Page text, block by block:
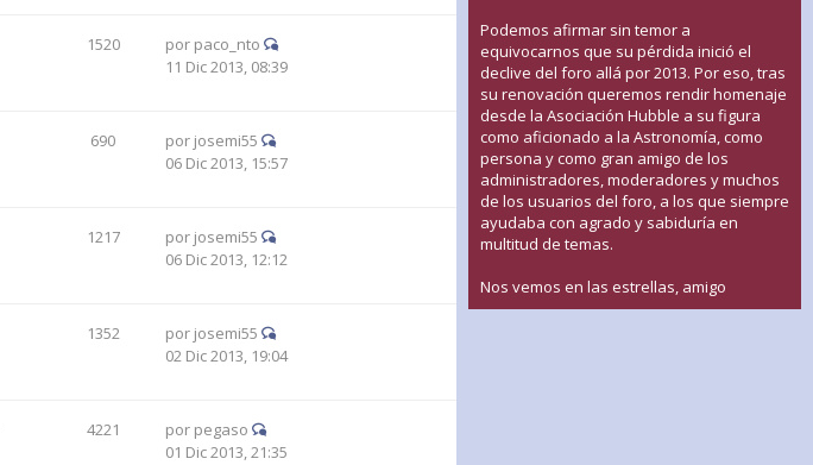
1520 por paco_nto
11 Dic 2013, 08:39
690 por josemi55
06 Dic 2013, 15:57
1217 por josemi55
06 Dic 2013, 12:12
1352 por josemi55
02 Dic 2013, 19:04
4221 por pegaso
01 Dic 2013, 21:35
Podemos afirmar sin temor a
equivocarnos que su pérdida inició el
declive del foro allá por 2013. Por eso, tras
su renovación queremos rendir homenaje
desde la Asociación Hubble a su figura
como aficionado a la Astronomía, como
persona y como gran amigo de los
administradores, moderadores y muchos
de los usuarios del foro, a los que siempre
ayudaba con agrado y sabiduría en
multitud de temas.
Nos vemos en las estrellas, amigo